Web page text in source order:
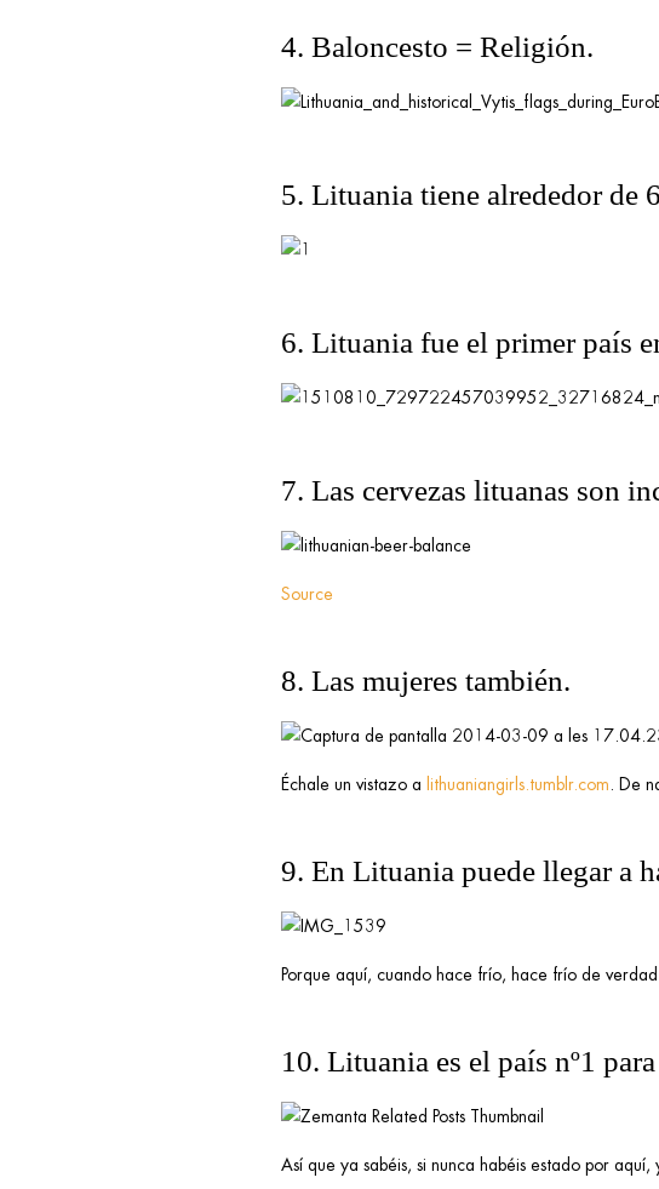
4. Baloncesto = Religión.
5. Lituania tiene alrededor de
6. Lituania fue el primer país
7. Las cervezas lituanas son
Source
8. Las mujeres también.
Échale un vistazo a lithuaniangirls.tumblr.com . De
9. En Lituania puede llegar a
Porque aquí, cuando hace frío, hace frío de verdad.
10. Lituania es el país nº1
Así que ya sabéis, si nunca habéis estado por